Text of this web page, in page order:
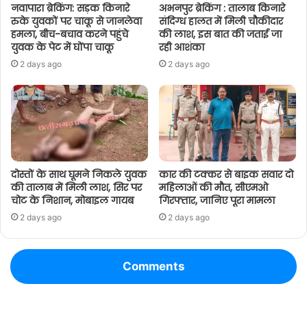
नवापारा ब्रेकिंग: सड़क किनारे
रुके युवकों पर चाकू से जानलेवा
हमला, बीच-बचाव करने पहुंचे
युवक के पेट में घोंपा चाकू
2 days ago
अभनपुर ब्रेकिंग : तालाब किनारे
संदिग्ध हालत में मिली चौकीदार
की लाश, इस बात की जताई जा
रही आशंका
2 days ago
दोस्तों के साथ घूमने निकले युवक
की तालाब में मिली लाश, सिर पर
चोट के निशान, मोबाइल गायब
2 days ago
कार की टक्कर से बाइक सवार दो
महिलाओं की मौत, सीएमओ
गिरफ्तार, जानिए पूरा मामला
2 days ago
Comments